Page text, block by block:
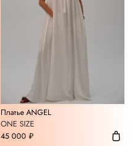
Платье ANGEL
ONE SIZE
45 000 ₽